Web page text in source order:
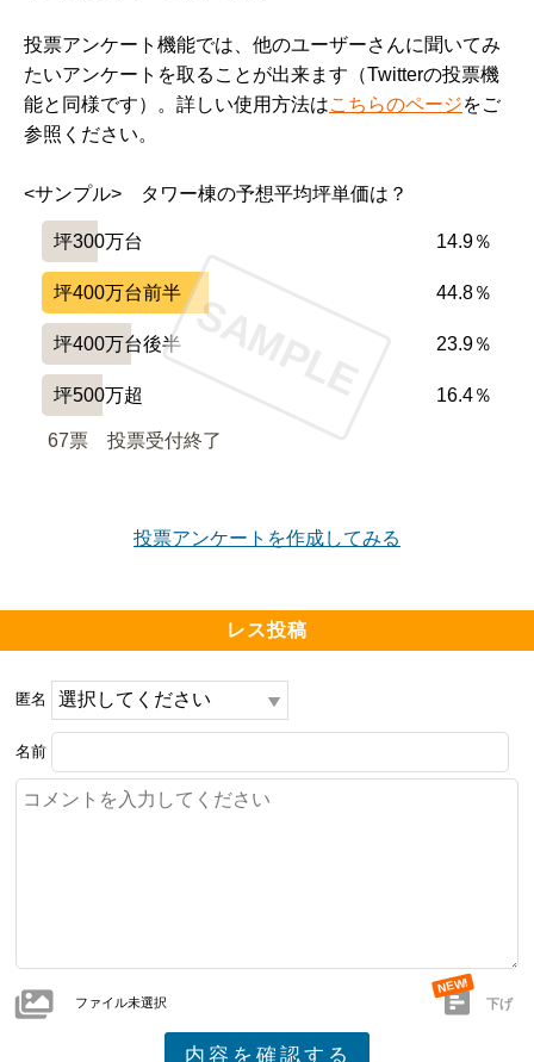
投票アンケート機能では、他のユーザーさんに聞いてみ
たいアンケートを取ることが出来ます（Twitterの投票機
能と同様です）。詳しい使用方法はこちらのページをご
参照ください。
<サンプル>　タワー棟の予想平均坪単価は？
坪300万台 14.9％
坪400万台前半 44.8％
坪400万台後半 23.9％
坪500万超 16.4％
67票 投票受付終了
SAMPLE
投票アンケートを作成してみる
レス投稿
匿名
名前
ファイル未選択 下げ